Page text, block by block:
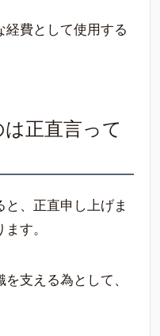
経費として使用する
正直言って
、正直申し上げま
す。
支える為として、